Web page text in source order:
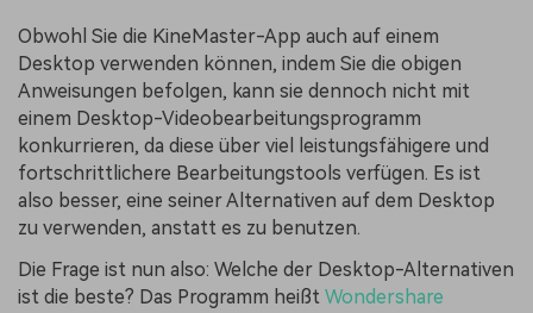
Obwohl Sie die KineMaster-App auch auf einem
Desktop verwenden können, indem Sie die obigen
Anweisungen befolgen, kann sie dennoch nicht mit
einem Desktop-Videobearbeitungsprogramm
konkurrieren, da diese über viel leistungsfähigere und
fortschrittlichere Bearbeitungstools verfügen. Es ist
also besser, eine seiner Alternativen auf dem Desktop
zu verwenden, anstatt es zu benutzen.
Die Frage ist nun also: Welche der Desktop-Alternativen
ist die beste? Das Programm heißt Wondershare